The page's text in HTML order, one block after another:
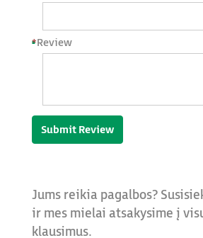
*Review
Submit Review
Jums reikia pagalbos?
ir mes mielai atsakysime į
klausimus.